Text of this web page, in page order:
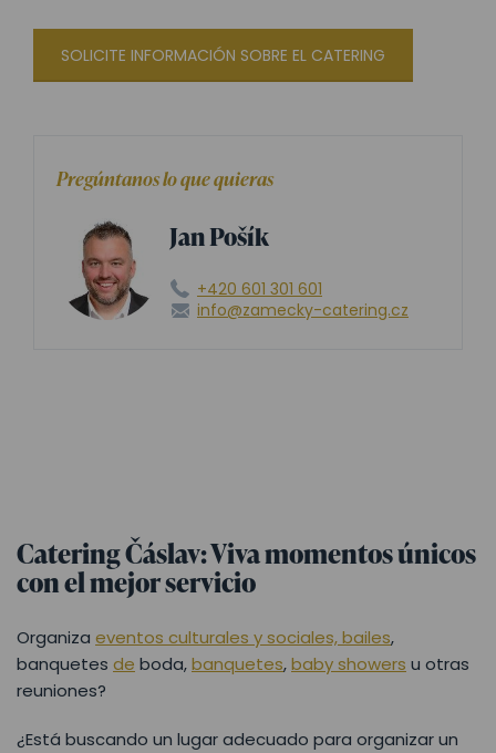
SOLICITE INFORMACIÓN SOBRE EL CATERING
Pregúntanos lo que quieras
Jan Pošík
+420 601 301 601
info@zamecky-catering.cz
Catering Čáslav: Viva momentos únicos
con el mejor servicio
Organiza eventos culturales y sociales, bailes,
banquetes de boda,banquetes,baby showers u otras
reuniones?
¿Está buscando un lugar adecuado para organizar un